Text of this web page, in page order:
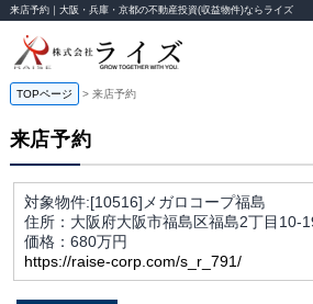
来店予約｜大阪・兵庫・京都の不動産投資(収益物件)ならライズ
TOPページ 来店予約
来店予約
対象物件:[10516]メガロコープ福島
住所：大阪府大阪市福島区福島2丁目10-
価格：680万円
https://raise-corp.com/s_r_791/